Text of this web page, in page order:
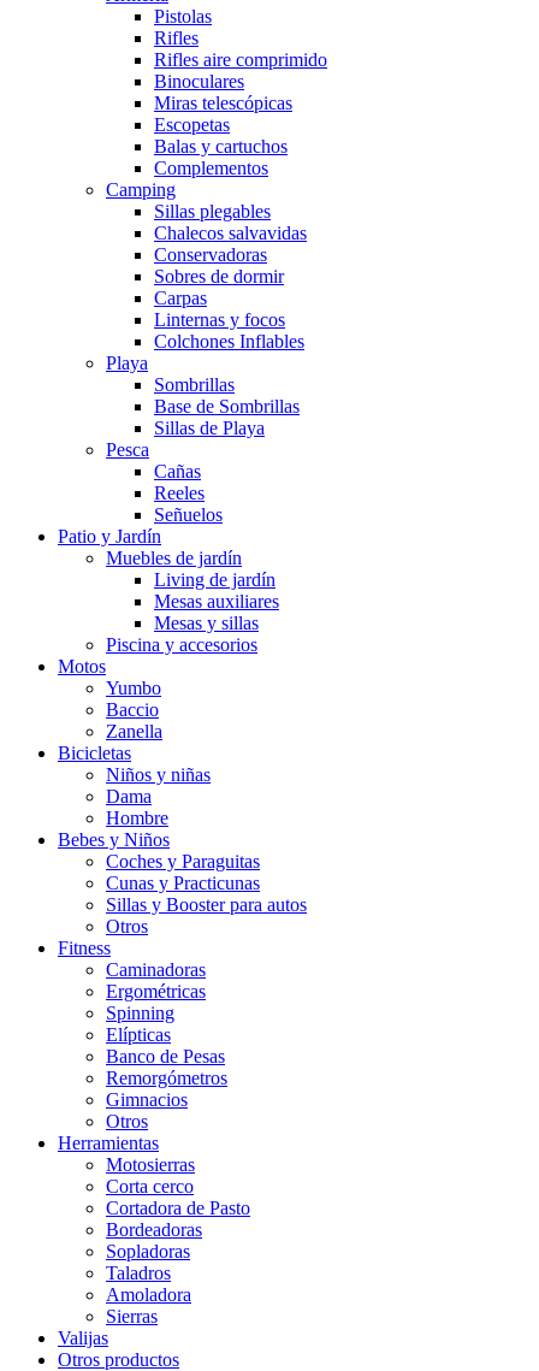
Pistolas
Rifles
Rifles aire comprimido
Binoculares
Miras telescópicas
Escopetas
Balas y cartuchos
Complementos
Camping
Sillas plegables
Chalecos salvavidas
Conservadoras
Sobres de dormir
Carpas
Linternas y focos
Colchones Inflables
Playa
Sombrillas
Base de Sombrillas
Sillas de Playa
Pesca
Cañas
Reeles
Señuelos
Patio y Jardín
Muebles de jardín
Living de jardín
Mesas auxiliares
Mesas y sillas
Piscina y accesorios
Motos
Yumbo
Baccio
Zanella
Bicicletas
Niños y niñas
Dama
Hombre
Bebes y Niños
Coches y Paraguitas
Cunas y Practicunas
Sillas y Booster para autos
Otros
Fitness
Caminadoras
Ergométricas
Spinning
Elípticas
Banco de Pesas
Remorgómetros
Gimnacios
Otros
Herramientas
Motosierras
Corta cerco
Cortadora de Pasto
Bordeadoras
Sopladoras
Taladros
Amoladora
Sierras
Valijas
Otros productos